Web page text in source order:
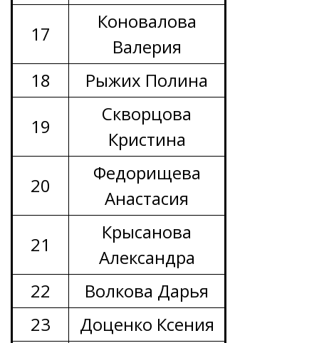
17
Коновалова
Валерия
18
Рыжих Полина
19
Скворцова
Кристина
20
Федорищева
Анастасия
21
Крысанова
Александра
22
Волкова Дарья
23
Доценко Ксения